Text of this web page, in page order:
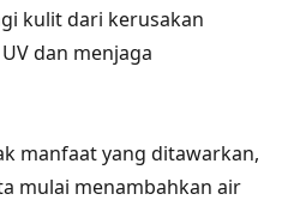
kulit dari kerusakan
dan menjaga
manfaat yang ditawarkan,
mulai menambahkan air